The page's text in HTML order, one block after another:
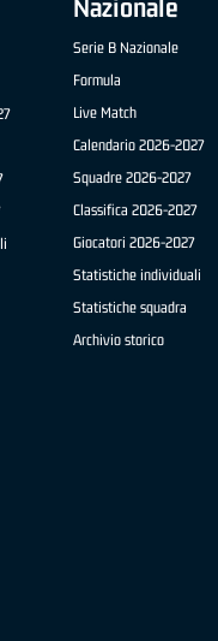
Nazionale
Serie B Nazionale
Formula
Live Match
Calendario 2026-2027
Squadre 2026-2027
Classifica 2026-2027
Giocatori 2026-2027
Statistiche individuali
Statistiche squadra
Archivio storico